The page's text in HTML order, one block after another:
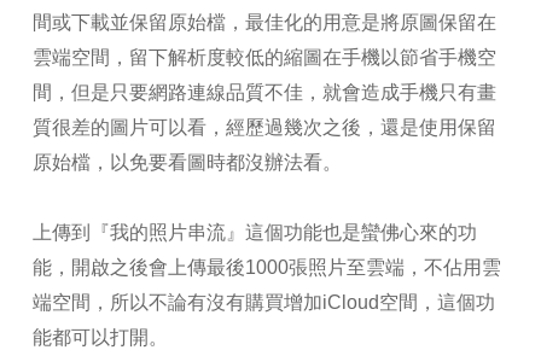
間或下載並保留原始檔，最佳化的用意是將原圖保留在
雲端空間，留下解析度較低的縮圖在手機以節省手機空
間，但是只要網路連線品質不佳，就會造成手機只有畫
質很差的圖片可以看，經歷過幾次之後，還是使用保留
原始檔，以免要看圖時都沒辦法看。
上傳到『我的照片串流』這個功能也是蠻佛心來的功
能，開啟之後會上傳最後1000張照片至雲端，不佔用雲
端空間，所以不論有沒有購買增加iCloud空間，這個功
能都可以打開。